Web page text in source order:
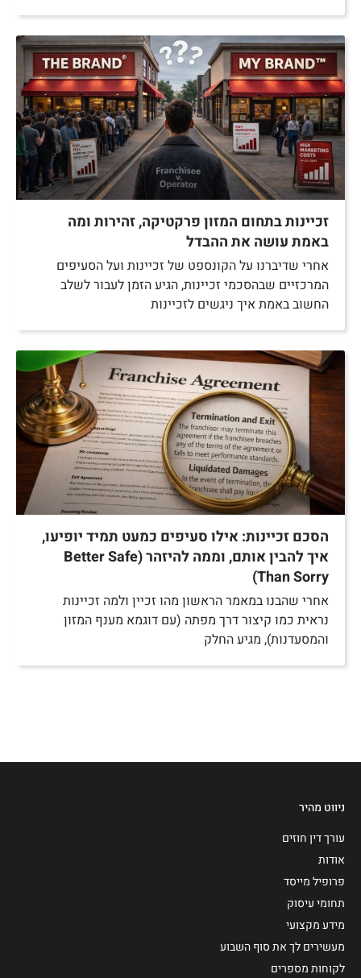
זכיינות בתחום המזון פרקטיקה, זהירות ומה
באמת עושה את ההבדל
אחרי שדיברנו על הקונספט של זכיינות ועל הסעיפים
המרכזיים שבהסכמי זכיינות, הגיע הזמן לעבור לשלב
החשוב באמת איך ניגשים לזכיינות
הסכם זכיינות: אילו סעיפים כמעט תמיד יופיעו,
איך להבין אותם, וממה להיזהר (Better Safe
Than Sorry)
אחרי שהבנו במאמר הראשון מהו זכיין ולמה זכיינות
נראית כמו קיצור דרך מפתה (עם דוגמא מענף המזון
והמסעדנות), מגיע החלק
ניווט מהיר
עורך דין חוזים
אודות
פרופיל מייסד
תחומי עיסוק
מידע מקצועי
מעשירים לך את סוף השבוע
לקוחות מספרים